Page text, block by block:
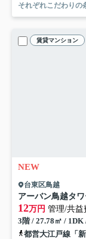
それぞれこだわりの
賃貸マンション
NEW
台東区鳥越
アーバン鳥越タ
12万円 管理/共益
3階 / 27.78㎡ / 1DK
都営大江戸線「